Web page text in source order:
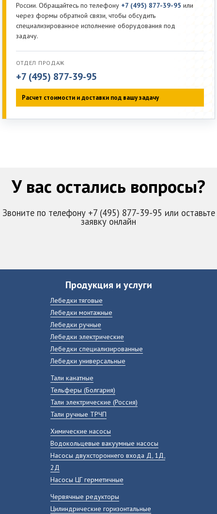
России. Обращайтесь по телефону +7 (495) 877-39-95 или
через формы обратной связи, чтобы обсудить
специализированное исполнение оборудования под
задачу.
ОТДЕЛ ПРОДАЖ
+7 (495) 877-39-95
Расчет стоимости и доставки под вашу задачу
У вас остались вопросы?
Звоните по телефону +7 (495) 877-39-95 или оставьте
заявку онлайн
Продукция и услуги
Лебедки тяговые
Лебедки монтажные
Лебедки ручные
Лебедки электрические
Лебедки специализированные
Лебедки универсальные
Тали канатные
Тельферы (Болгария)
Тали электрические (Россия)
Тали ручные ТРЧП
Химические насосы
Водокольцевые вакуумные насосы
Насосы двухстороннего входа Д, 1Д,
2Д
Насосы ЦГ герметичные
Червячные редукторы
Цилиндрические горизонтальные